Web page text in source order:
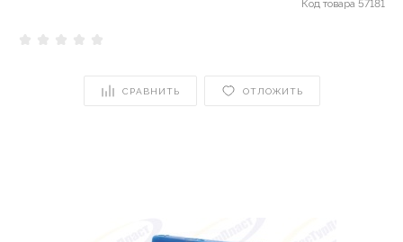
Код товара 57181
СРАВНИТЬ ОТЛОЖИТЬ